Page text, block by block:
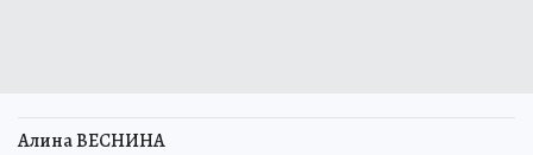
Алина ВЕСНИНА